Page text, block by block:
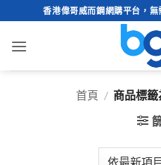
to
content
香港偉哥威而鋼網購平台，
首頁 / 商品標籤